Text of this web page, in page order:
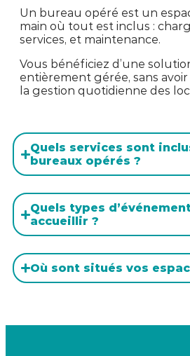
Un bureau opéré est un
main où tout est inclus :
services, et maintenance.
Vous bénéficiez d’une
entièrement gérée, sans
la gestion quotidienne des
Quels services sont
bureaux opérés ?
Quels types
accueillir ?
Où sont situés vos